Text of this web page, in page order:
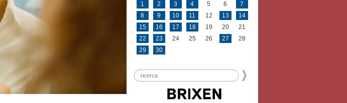
1
2 3 4 5 6
7
8
9 10 11 12 13
14
15
16 17 18 19 20
21
22
23 24 25 26 27
28
29
30